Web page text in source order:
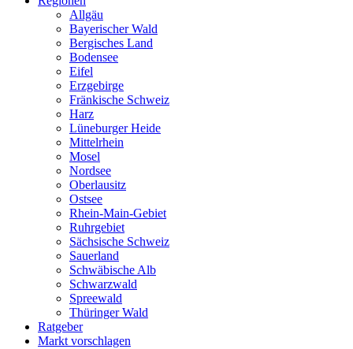
Allgäu
Bayerischer Wald
Bergisches Land
Bodensee
Eifel
Erzgebirge
Fränkische Schweiz
Harz
Lüneburger Heide
Mittelrhein
Mosel
Nordsee
Oberlausitz
Ostsee
Rhein-Main-Gebiet
Ruhrgebiet
Sächsische Schweiz
Sauerland
Schwäbische Alb
Schwarzwald
Spreewald
Thüringer Wald
Ratgeber
Markt vorschlagen